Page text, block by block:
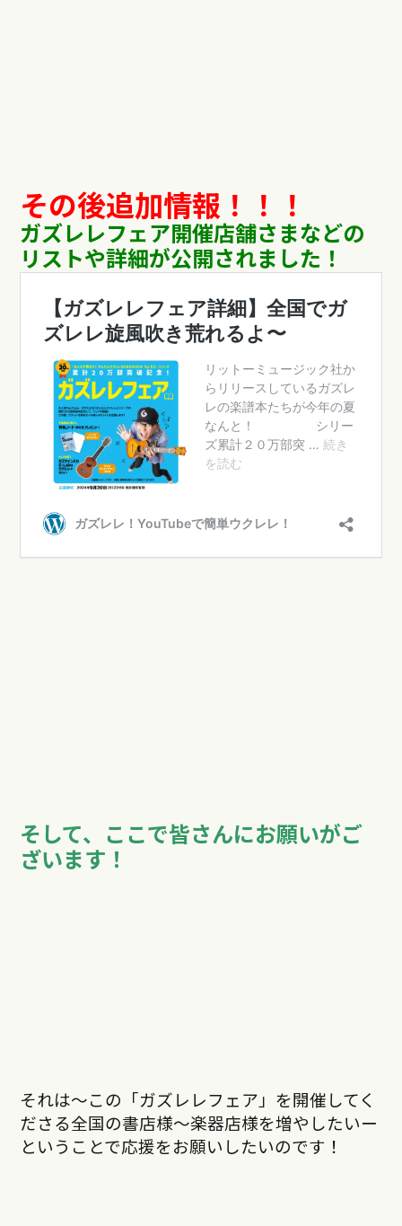
その後追加情報！！！
ガズレレフェア開催店舗さまなどの
リストや詳細が公開されました！
そして、ここで皆さんにお願いがご
ざいます！
それは〜この「ガズレレフェア」を開催してく
ださる全国の書店様〜楽器店様を増やしたいー
ということで応援をお願いしたいのです！